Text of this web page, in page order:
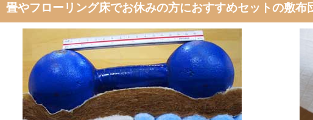
畳やフローリング床でお休みの方におすすめセットの敷布